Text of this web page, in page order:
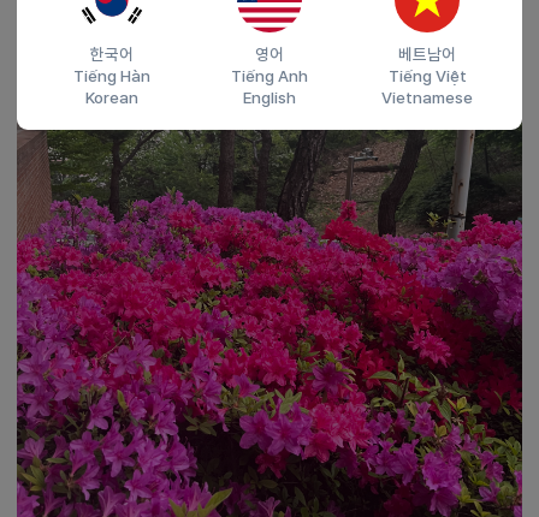
한국어
Tiếng Hàn
Korean
영어
Tiếng Anh
English
베트남어
Tiếng Việt
Vietnamese